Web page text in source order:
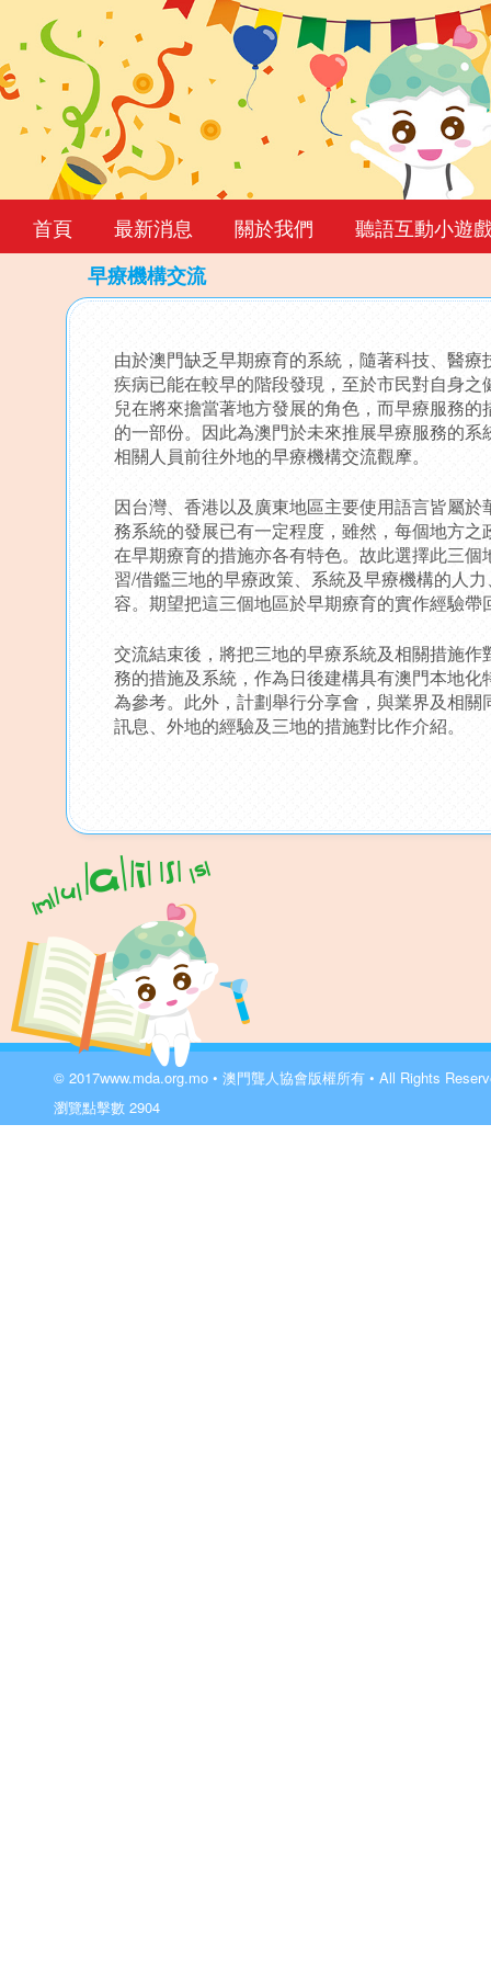
首頁 最新消息 關於我們
聽語互動小遊
早療機構交流
to
top
由於澳門缺乏早期療育的系統，隨著科技、醫
疾病已能在較早的階段發現，至於市民對自身之
兒在將來擔當著地方發展的角色，而早療服務
的一部份。因此為澳門於未來推展早療服務的
相關人員前往外地的早療機構交流觀摩。
因台灣、香港以及廣東地區主要使用語言皆屬
務系統的發展已有一定程度，雖然，每個地方之
在早期療育的措施亦各有特色。故此選擇此三個
習/借鑑三地的早療政策、系統及早療機構的人
容。期望把這三個地區於早期療育的實作經驗帶
交流結束後，將把三地的早療系統及相關措施作
務的措施及系統，作為日後建構具有澳門本地化
為參考。此外，計劃舉行分享會，與業界及相關
訊息、外地的經驗及三地的措施對比作介紹。
© 2017www.mda.org.mo • 澳門聾人協會版權所有 • All Rights
瀏覽點擊數 2904